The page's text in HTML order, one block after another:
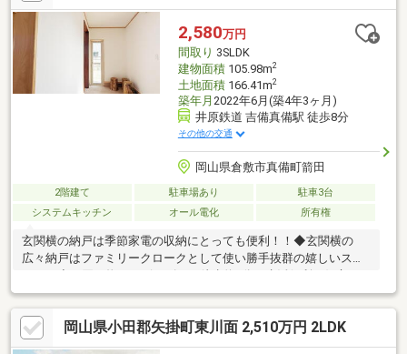
2,580万円
間取り 3SLDK
建物面積105.98m2
土地面積166.41m2
築年月 2022年6月(築4年3ヶ月)
井原鉄道 吉備真備駅 徒歩8分
その他の交通
岡山県倉敷市真備町箭田
2階建て 駐車場あり
駐車3台
システムキッチン
オール電化 所有権
玄関横の納戸は季節家電の収納にとっても便利！！◆玄関横の
広々納戸はファミリークロークとして使い勝手抜群の嬉しいスペ
地！◆2階には3帖のウォークインクローゼットも完備！収納豊富
で暮らしやすいお家◆吉備真備駅・真備支所も近く便利です。・
IHクッキングヒーター・エコキュート460リットルご案内はいつで
も予約可能です。現地集合・現地解散もちろんOK！【実際に見
岡山県小田郡矢掛町東川面 2,510万円 2LDK